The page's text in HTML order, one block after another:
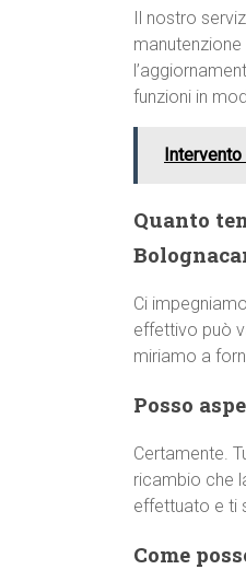
Il nostro
funzioni in
Quanto
Ci
effettivo può
miriamo a
Posso
Certamente.
ricambio che
effettuato e ti
Come